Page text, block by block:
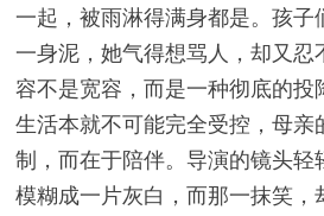
一起，被雨淋得满身都是。孩子
一身泥，她气得想骂人，却又忍
容不是宽容，而是一种彻底的
生活本就不可能完全受控，母亲
制，而在于陪伴。导演的镜头轻
模糊成一片灰白，而那一抹笑，